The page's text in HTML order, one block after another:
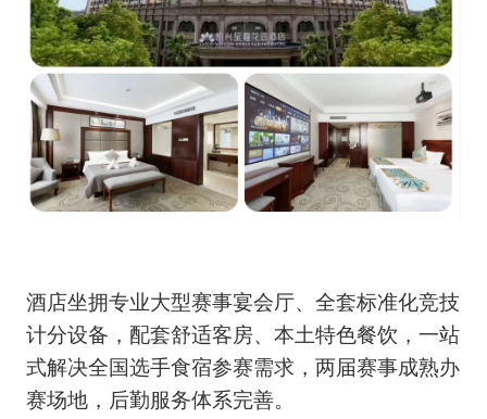
酒店坐拥专业大型赛事宴会厅、全套标准化竞技
计分设备，配套舒适客房、本土特色餐饮，一站
式解决全国选手食宿参赛需求，两届赛事成熟办
赛场地，后勤服务体系完善。